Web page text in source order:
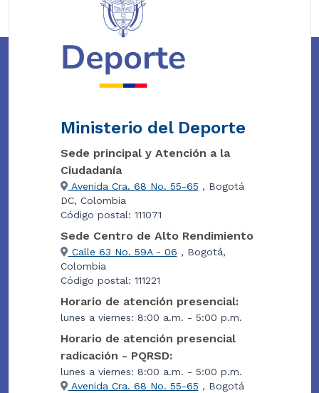
Ministerio del Deporte
Sede principal y Atención a la
Ciudadanía
Avenida Cra. 68 No. 55-65 , Bogotá
DC, Colombia
Código postal: 111071
Sede Centro de Alto Rendimiento
Calle 63 No. 59A - 06 , Bogotá,
Colombia
Código postal: 111221
Horario de atención presencial:
lunes a viernes: 8:00 a.m. - 5:00 p.m.
Horario de atención presencial
radicación - PQRSD:
lunes a viernes: 8:00 a.m. - 5:00 p.m.
Avenida Cra. 68 No. 55-65 , Bogotá